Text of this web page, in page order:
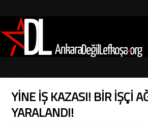
YİNE İŞ KAZASI! BİR İŞÇİ
YARALANDI!